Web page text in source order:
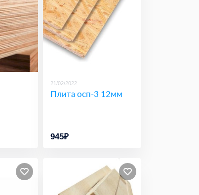
21/02/2022
Плита осп-3 12мм
945₽